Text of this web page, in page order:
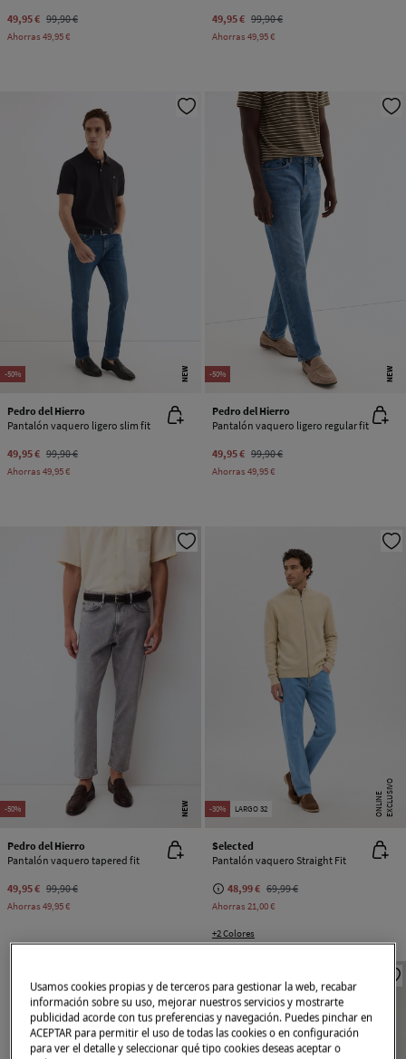
49,95 € 99,90 €
Ahorras 49,95 €
49,95 € 99,90 €
Ahorras 49,95 €
-50% NEW
Pedro del Hierro
Pantalón vaquero ligero slim fit
49,95 € 99,90 €
Ahorras 49,95 €
-50% NEW
Pedro del Hierro
Pantalón vaquero ligero regular fit
49,95 € 99,90 €
Ahorras 49,95 €
-50% NEW
Pedro del Hierro
Pantalón vaquero tapered fit
49,95 € 99,90 €
Ahorras 49,95 €
-30% LARGO 32 E
X
C
L
U
SI
V
O
O
N
LI
N
E
Selected
Pantalón vaquero Straight Fit
48,99 € 69,99 €
Ahorras 21,00 €
+2 Colores
Usamos cookies propias y de terceros para gestionar la web, recabar
información sobre su uso, mejorar nuestros servicios y mostrarte
publicidad acorde con tus preferencias y navegación. Puedes pinchar en
ACEPTAR para permitir el uso de todas las cookies o en configuración
para ver el detalle y seleccionar qué tipo cookies deseas aceptar o